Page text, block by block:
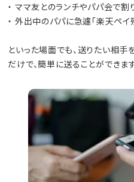
・ ママ友とのランチやパパ会で割
・ 外出中のパパに急遽「楽天ペイ
といった場面でも、送りたい相
だけで、簡単に送ることができます